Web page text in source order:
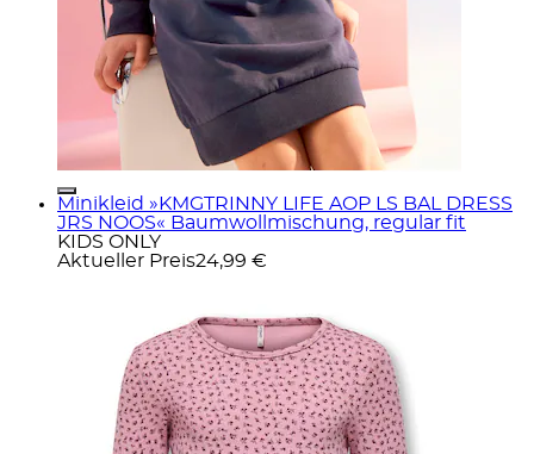
Minikleid »KMGTRINNY LIFE AOP LS BAL DRESS
JRS NOOS« Baumwollmischung, regular fit
KIDS ONLY
Aktueller Preis24,99 €